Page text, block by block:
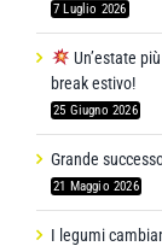
7 Luglio 2026
Un’estate
break estivo!
25 Giugno 2026
Grande
21 Maggio 2026
I legumi